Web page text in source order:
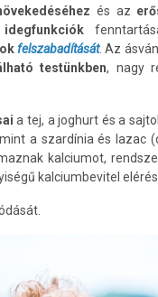
és az
idegfunkciók
felszabadítását. Az
testünkben, nagy
a tej, a joghurt és a
a szardínia és lazac
kalciumot,
kalciumbevitel